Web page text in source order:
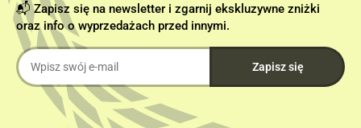
📬 Zapisz się na newsletter i zgarnij ekskluzywne zniżki
oraz info o wyprzedażach przed innymi.